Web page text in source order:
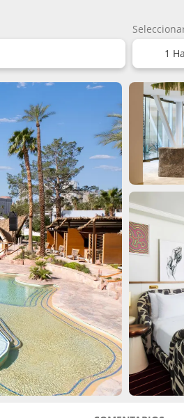
1